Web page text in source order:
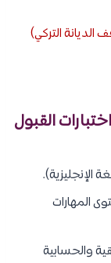
الديانة التركي)
القبول
الإنجليزية).
المهارات
والحسابية